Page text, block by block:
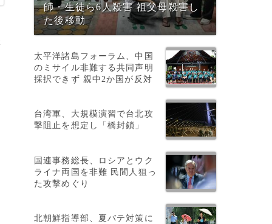
師・生徒ら6人殺害 祖父母殺害し
た後移動
太平洋諸島フォーラム、中国
のミサイル非難する共同声明
採択できず 親中2か国が反対
台湾軍、大規模演習で台北攻
撃阻止を想定し「橋封鎖」
国連事務総長、ロシアとウク
ライナ両国を非難 民間人狙っ
た攻撃めぐり
北朝鮮指導部、夏バテ対策に